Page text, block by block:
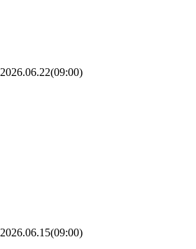
2026.06.22(09:00)
2026.06.15(09:00)